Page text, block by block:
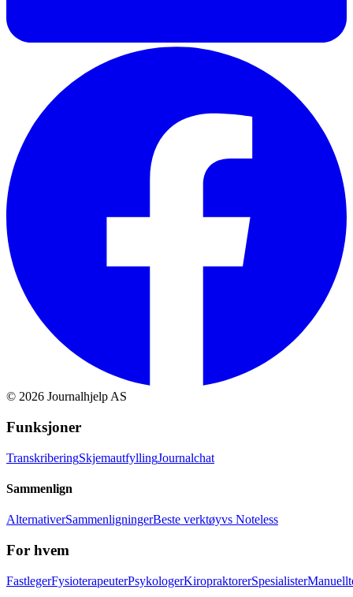
© 2026 Journalhjelp AS
Funksjoner
TranskriberingSkjemautfyllingJournalchat
Sammenlign
AlternativerSammenligningerBeste verktøyvs Noteless
For hvem
FastlegerFysioterapeuterPsykologerKiropraktorerSpesialister